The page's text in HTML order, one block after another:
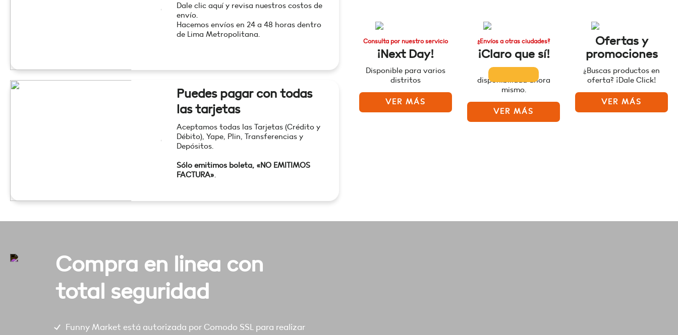
Dale clic aquí y revisa nuestros costos de
envío.
Hacemos envíos en 24 a 48 horas dentro
de Lima Metropolitana.
Puedes pagar con todas
las tarjetas
Aceptamos todas las Tarjetas (Crédito y
Débito), Yape, Plin, Transferencias y
Depósitos.
Sólo emitimos boleta, «NO EMITIMOS
FACTURA».
Consulta por nuestro servicio
¡Next Day!
Disponible para varios
distritos
VER MÁS
¿Envíos a otras ciudades?
¡Claro que sí!
disponibilidad ahora
mismo.
VER MÁS
Ofertas y
promociones
¿Buscas productos en
oferta? ¡Dale Click!
VER MÁS
Compra en linea con
total seguridad
Funny Market está autorizada por Comodo SSL para realizar